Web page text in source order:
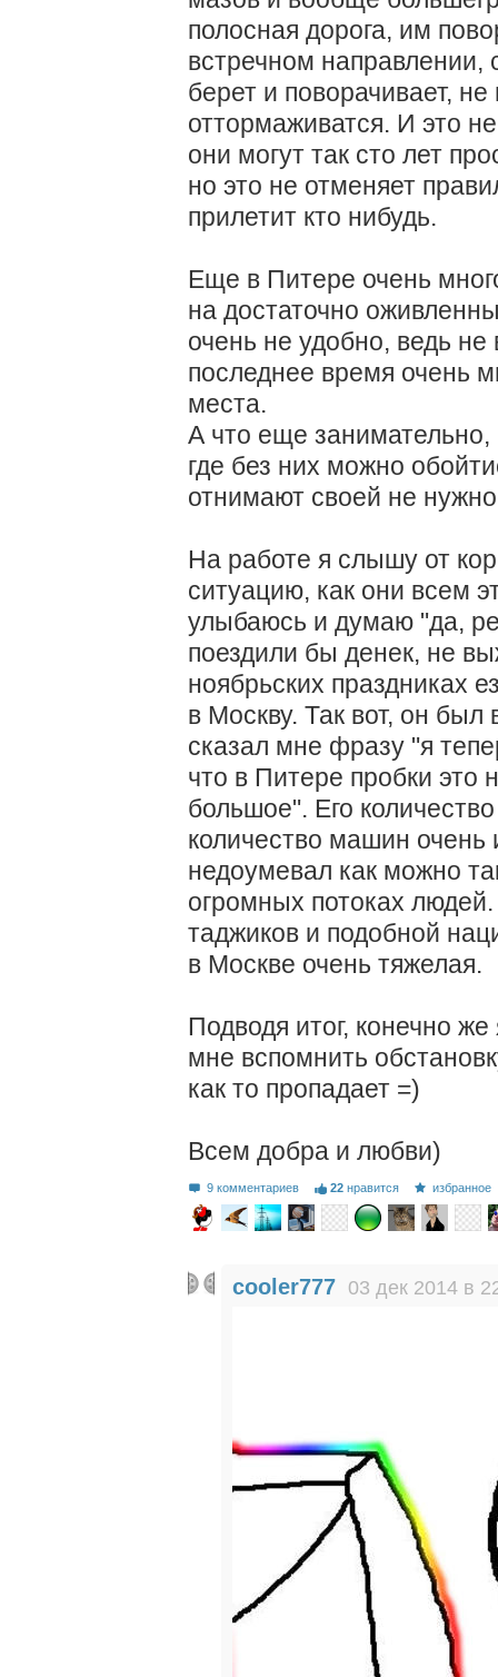
полосная дорога, им
встречном направлении,
берет и поворачивает,
оттормаживатся. И это
они могут так сто лет
но это не отменяет
прилетит кто нибудь.
Еще в Питере очень
на достаточно
очень не удобно, ведь
последнее время очень
места.
А что еще занимательно,
где без них можно
отнимают своей не
На работе я слышу от
ситуацию, как они всем
улыбаюсь и думаю "да,
поездили бы денек, не
ноябрьских праздниках
в Москву. Так вот, он
сказал мне фразу "я
что в Питере пробки это
большое". Его
количество машин
недоумевал как можно
огромных потоках
таджиков и подобной
в Москве очень тяжелая.
Подводя итог, конечно
мне вспомнить
как то пропадает =)
Всем добра и любви)
9 комментариев 22 нравится избранное
cooler777 03 дек 2014 в